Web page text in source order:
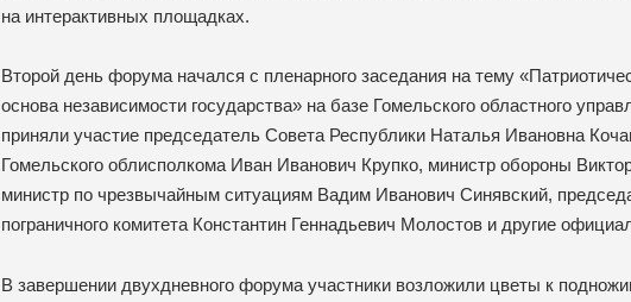
на интерактивных площадках.
Второй день форума начался с пленарного заседания на тему
основа независимости государства» на базе Гомельского областного
приняли участие председатель Совета Республики Наталья Ивановна
Гомельского облисполкома Иван Иванович Крупко, министр обороны
министр по чрезвычайным ситуациям Вадим Иванович Синявский,
пограничного комитета Константин Геннадьевич Молостов и другие
В завершении двухдневного форума участники возложили цветы к